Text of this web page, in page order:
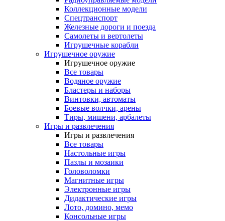
Коллекционные модели
Спецтранспорт
Железные дороги и поезда
Самолеты и вертолеты
Игрушечные корабли
Игрушечное оружие
Игрушечное оружие
Все товары
Водяное оружие
Бластеры и наборы
Винтовки, автоматы
Боевые волчки, арены
Тиры, мишени, арбалеты
Игры и развлечения
Игры и развлечения
Все товары
Настольные игры
Пазлы и мозаики
Головоломки
Магнитные игры
Электронные игры
Дидактические игры
Лото, домино, мемо
Консольные игры